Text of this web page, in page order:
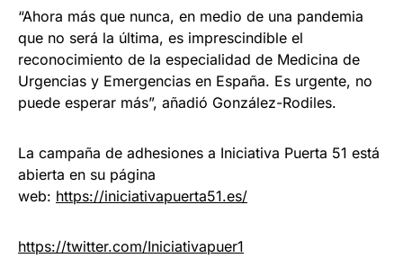
“Ahora más que nunca, en medio de una pandemia
que no será la última, es imprescindible el
reconocimiento de la especialidad de Medicina de
Urgencias y Emergencias en España. Es urgente, no
puede esperar más”, añadió González-Rodiles.
La campaña de adhesiones a Iniciativa Puerta 51 está
abierta en su página
web: https://iniciativapuerta51.es/
https://twitter.com/Iniciativapuer1